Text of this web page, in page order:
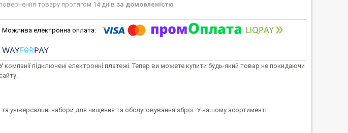
повернення товару протягом 14 днів за домовленістю
У компанії підключені електронні платежі. Тепер ви можете купити будь-який товар не покидаючи
універсальні набори для чищення та обслуговування зброї. У нашому асортименті